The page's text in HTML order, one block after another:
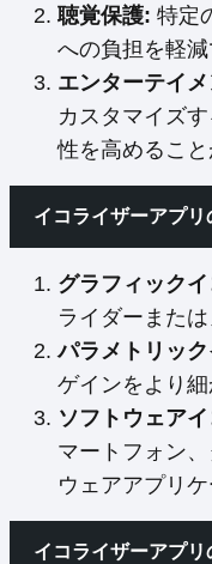
聴覚保護: 特定
への負担を軽減
エンターテイ
カスタマイズ
性を高めること
イコライザーアプリ
グラフィック
ライダーまた
パラメトリッ
ゲインをより細
ソフトウェア
マートフォン
ウェアアプリケ
イコライザーアプリ